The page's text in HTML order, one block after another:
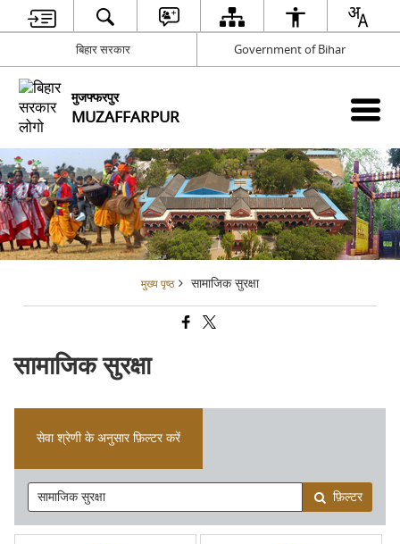
बिहार सरकार Government of Bihar
मुजफ्फरपुर
MUZAFFARPUR
मुख्य पृष्ठ सामाजिक सुरक्षा
सामाजिक सुरक्षा
सेवा श्रेणी के अनुसार फ़िल्टर करें
फ़िल्टर